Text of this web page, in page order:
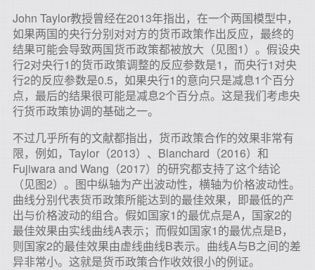
John Taylor教授曾经在2013年指出，在一个两国模型中，
如果两国的央行分别对对方的货币政策作出反应，最终的
结果可能会导致两国货币政策都被放大（见图1）。假设央
行2对央行1的货币政策调整的反应参数是1，而央行1对央
行2的反应参数是0.5，如果央行1的意向只是减息1个百分
点，最后的结果很可能是减息2个百分点。这是我们考虑央
行货币政策协调的基础之一。
不过几乎所有的文献都指出，货币政策合作的效果非常有
限，例如，Taylor（2013）、Blanchard（2016）和
Fujiwara and Wang（2017）的研究都支持了这个结论
（见图2）。图中纵轴为产出波动性，横轴为价格波动性。
曲线分别代表货币政策所能达到的最佳效果，即最低的产
出与价格波动的组合。假如国家1的最优点是A，国家2的
最佳效果由实线曲线A表示；而假如国家1的最优点是B，
则国家2的最佳效果由虚线曲线B表示。曲线A与B之间的差
异非常小。这就是货币政策合作收效很小的例证。